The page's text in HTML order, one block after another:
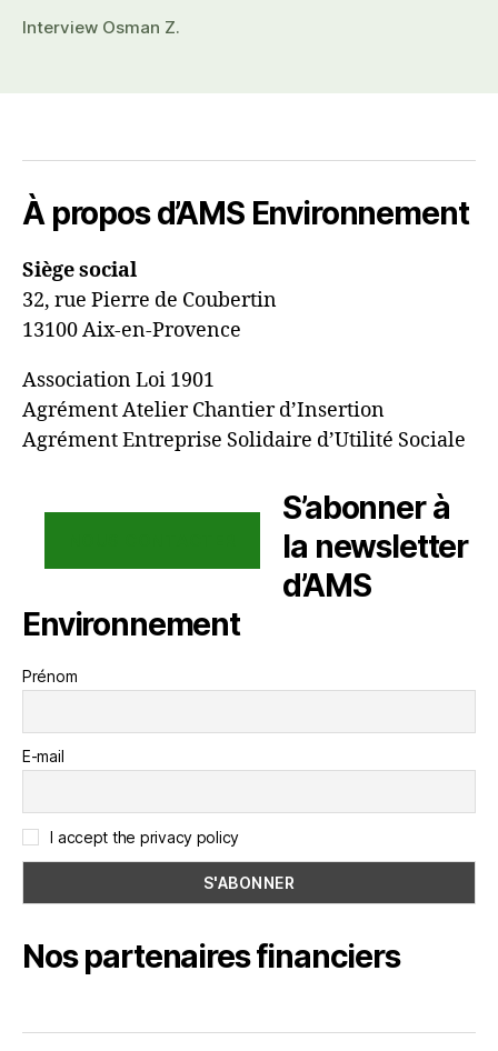
Interview Osman Z.
À propos d’AMS Environnement
Siège social
32, rue Pierre de Coubertin
13100 Aix-en-Provence
Association Loi 1901
Agrément Atelier Chantier d’Insertion
Agrément Entreprise Solidaire d’Utilité Sociale
S’abonner à
la newsletter
d’AMS
Environnement
Prénom
E-mail
I accept the privacy policy
Nos partenaires financiers